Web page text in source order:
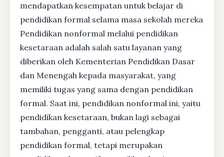
mendapatkan kesempatan untuk belajar di
pendidikan formal selama masa sekolah mereka
Pendidikan nonformal melalui pendidikan
kesetaraan adalah salah satu layanan yang
diberikan oleh Kementerian Pendidikan Dasar
dan Menengah kepada masyarakat, yang
memiliki tugas yang sama dengan pendidikan
formal. Saat ini, pendidikan nonformal ini, yaitu
pendidikan kesetaraan, bukan lagi sebagai
tambahan, pengganti, atau pelengkap
pendidikan formal, tetapi merupakan